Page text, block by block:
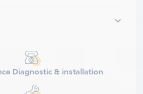

Diagnostic & installation